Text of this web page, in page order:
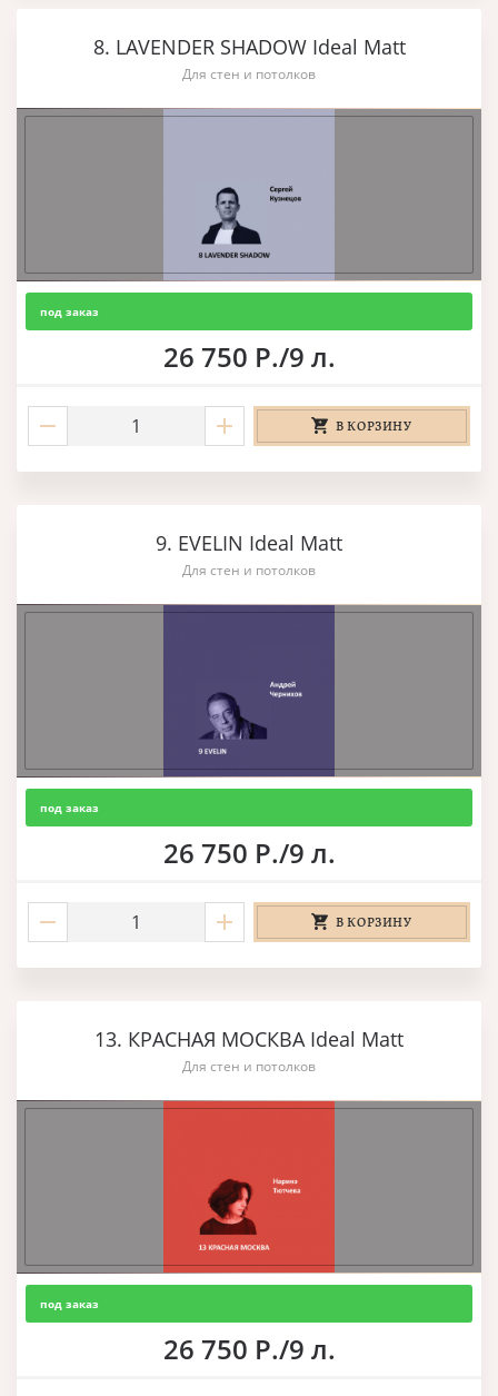
8. LAVENDER SHADOW Ideal Matt
Для стен и потолков
под заказ
26 750 Р./9 л.
В КОРЗИНУ
9. EVELIN Ideal Matt
Для стен и потолков
под заказ
26 750 Р./9 л.
В КОРЗИНУ
13. КРАСНАЯ МОСКВА Ideal Matt
Для стен и потолков
под заказ
26 750 Р./9 л.